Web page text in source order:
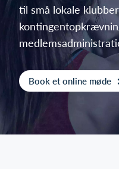
Hjemmeside
Webshop
Billetsystem
Hvad koster
til små lokale
Book et online møde